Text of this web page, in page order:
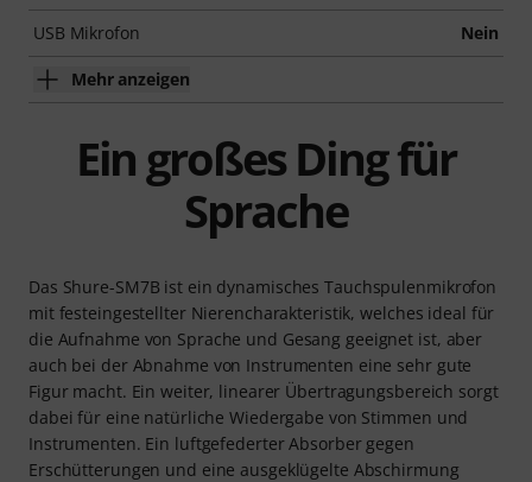
USB Mikrofon Nein
Mehr anzeigen
Ein großes Ding für
Sprache
Das Shure-SM7B ist ein dynamisches Tauchspulenmikrofon
mit festeingestellter Nierencharakteristik, welches ideal für
die Aufnahme von Sprache und Gesang geeignet ist, aber
auch bei der Abnahme von Instrumenten eine sehr gute
Figur macht. Ein weiter, linearer Übertragungsbereich sorgt
dabei für eine natürliche Wiedergabe von Stimmen und
Instrumenten. Ein luftgefederter Absorber gegen
Erschütterungen und eine ausgeklügelte Abschirmung